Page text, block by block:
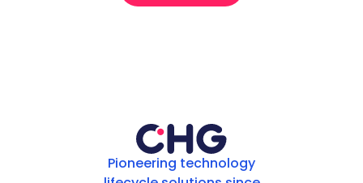
Pioneering technology